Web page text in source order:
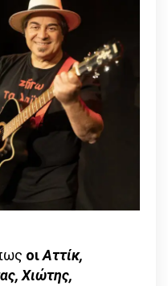
οιΑττίκ,
Χιώτης,